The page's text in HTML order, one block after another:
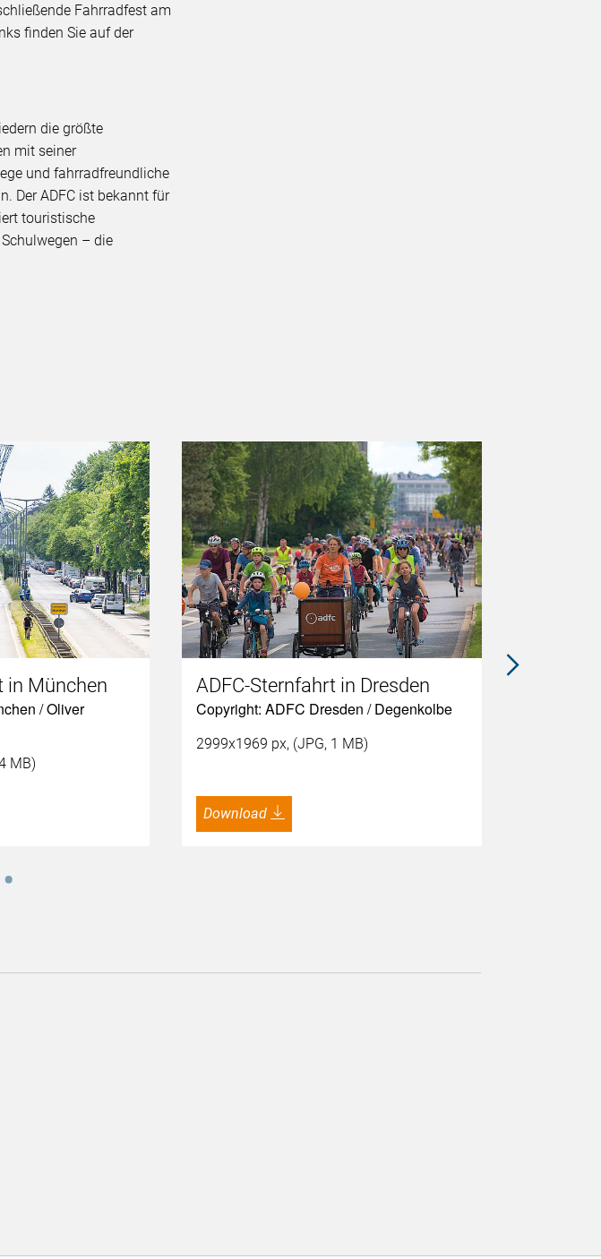
Fahrradfest am
finden Sie auf der
die größte
mit seiner
und fahrradfreundliche
Der ADFC ist bekannt für
touristische
– die
in München
/ Oliver
MB)
ADFC-Sternfahrt in Dresden
Copyright: ADFC Dresden / Degenkolbe
2999x1969 px, (JPG, 1 MB)
Download